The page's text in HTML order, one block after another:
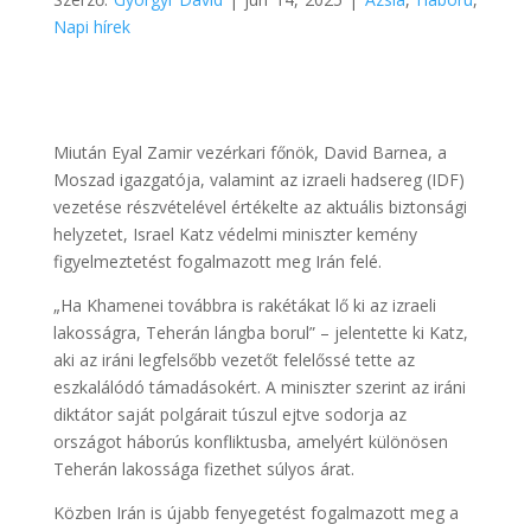
Napi hírek
Miután Eyal Zamir vezérkari főnök, David Barnea, a
Moszad igazgatója, valamint az izraeli hadsereg (IDF)
vezetése részvételével értékelte az aktuális biztonsági
helyzetet, Israel Katz védelmi miniszter kemény
figyelmeztetést fogalmazott meg Irán felé.
„Ha Khamenei továbbra is rakétákat lő ki az izraeli
lakosságra, Teherán lángba borul” – jelentette ki Katz,
aki az iráni legfelsőbb vezetőt felelőssé tette az
eszkalálódó támadásokért. A miniszter szerint az iráni
diktátor saját polgárait túszul ejtve sodorja az
országot háborús konfliktusba, amelyért különösen
Teherán lakossága fizethet súlyos árat.
Közben Irán is újabb fenyegetést fogalmazott meg a